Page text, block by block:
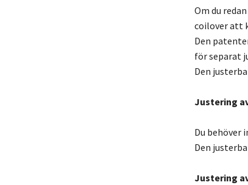
Om du
coilover att
Den
för separat
Den
Justering
Du behöver
Den
Justering